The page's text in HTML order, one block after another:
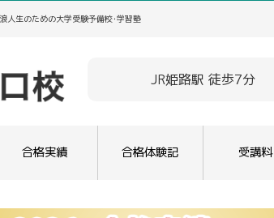
人生のための大学受験予備校･学習塾
JR姫路駅 徒歩7分
合格実績 合格体験記 受講料